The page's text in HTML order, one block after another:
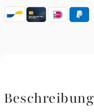
Beschreibung